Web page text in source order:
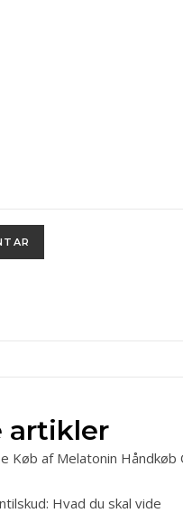
artikler
Køb af Melatonin Håndkøb
Hvad du skal vide